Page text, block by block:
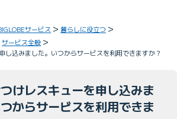
サービス
暮らしに役立つ
サービス全般
し込みました。いつからサービスを利用できますか？
けレスキューを申し込みま
からサービスを利用できま